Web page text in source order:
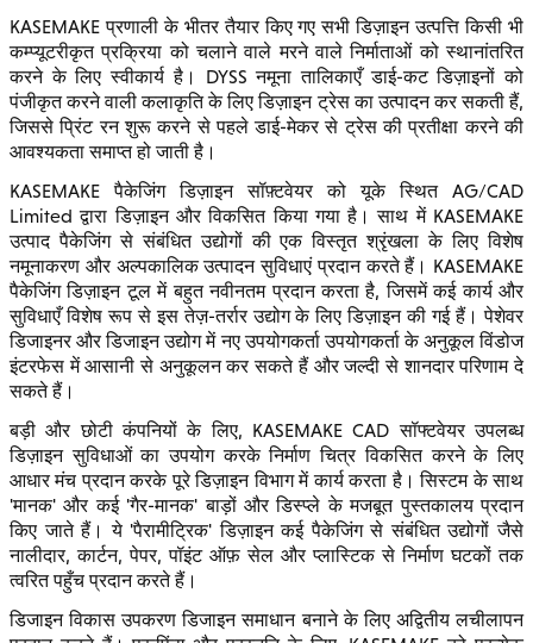
KASEMAKE प्रणाली के भीतर तैयार किए गए सभी डिज़ाइन उत्पत्ति किसी भी
कम्प्यूटरीकृत प्रक्रिया को चलाने वाले मरने वाले निर्माताओं को स्थानांतरित
करने के लिए स्वीकार्य है। DYSS नमूना तालिकाएँ डाई-कट डिज़ाइनों को
पंजीकृत करने वाली कलाकृति के लिए डिज़ाइन ट्रेस का उत्पादन कर सकती हैं,
जिससे प्रिंट रन शुरू करने से पहले डाई-मेकर से ट्रेस की प्रतीक्षा करने की
आवश्यकता समाप्त हो जाती है।
KASEMAKE पैकेजिंग डिज़ाइन सॉफ़्टवेयर को यूके स्थित AG/CAD
Limited द्वारा डिज़ाइन और विकसित किया गया है। साथ में KASEMAKE
उत्पाद पैकेजिंग से संबंधित उद्योगों की एक विस्तृत श्रृंखला के लिए विशेष
नमूनाकरण और अल्पकालिक उत्पादन सुविधाएं प्रदान करते हैं। KASEMAKE
पैकेजिंग डिज़ाइन टूल में बहुत नवीनतम प्रदान करता है, जिसमें कई कार्य और
सुविधाएँ विशेष रूप से इस तेज़-तर्रार उद्योग के लिए डिज़ाइन की गई हैं। पेशेवर
डिजाइनर और डिजाइन उद्योग में नए उपयोगकर्ता उपयोगकर्ता के अनुकूल विंडोज
इंटरफेस में आसानी से अनुकूलन कर सकते हैं और जल्दी से शानदार परिणाम दे
सकते हैं।
बड़ी और छोटी कंपनियों के लिए, KASEMAKE CAD सॉफ्टवेयर उपलब्ध
डिज़ाइन सुविधाओं का उपयोग करके निर्माण चित्र विकसित करने के लिए
आधार मंच प्रदान करके पूरे डिज़ाइन विभाग में कार्य करता है। सिस्टम के साथ
'मानक' और कई 'गैर-मानक' बाड़ों और डिस्प्ले के मजबूत पुस्तकालय प्रदान
किए जाते हैं। ये 'पैरामीट्रिक' डिज़ाइन कई पैकेजिंग से संबंधित उद्योगों जैसे
नालीदार, कार्टन, पेपर, पॉइंट ऑफ़ सेल और प्लास्टिक से निर्माण घटकों तक
त्वरित पहुँच प्रदान करते हैं।
डिजाइन विकास उपकरण डिजाइन समाधान बनाने के लिए अद्वितीय लचीलापन